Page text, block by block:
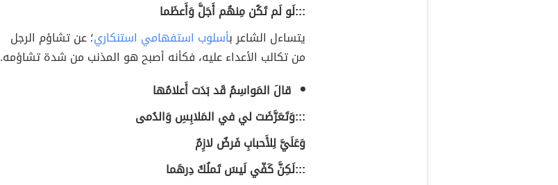
:::لَو لَم تَكُن مِنهُم أَجَلَّ وَأَعظَما
يتساءل الشاعر بأسلوب استفهامي استنكاري؛ عن تشاؤم الرجل
من تكالب الأعداء عليه، فكأنه أصبح هو المذنب من شدة تشاؤمه.
قالَ المَواسِمُ قَد بَدَت أَعلامُها
:::وَتَعَرَّضَت لي في المَلابِسِ وَالدُمى
وَعَلَيَّ لِلأَحبابِ فَرضٌ لازِمٌ
:::لَكِنَّ كَفّي لَيسَ تَملُكُ دِرهَما